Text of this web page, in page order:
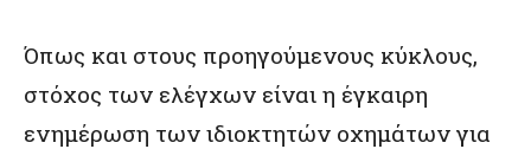
Όπως και στους προηγούμενους κύκλους,
στόχος των ελέγχων είναι η έγκαιρη
ενημέρωση των ιδιοκτητών οχημάτων για